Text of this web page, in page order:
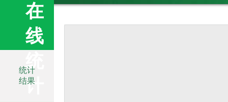
在
线
统
计
统计
结果